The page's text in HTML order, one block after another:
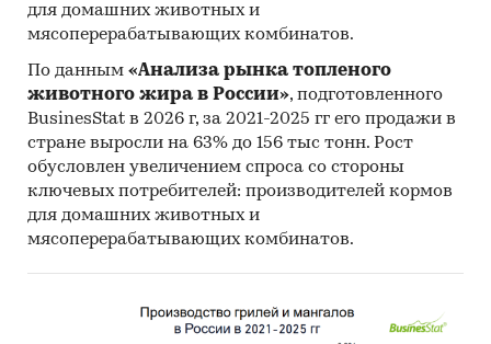
для домашних животных и
мясоперерабатывающих комбинатов.
По данным «Анализа рынка топленого
животного жира в России», подготовленного
BusinesStat в 2026 г, за 2021-2025 гг его продажи в
стране выросли на 63% до 156 тыс тонн. Рост
обусловлен увеличением спроса со стороны
ключевых потребителей: производителей кормов
для домашних животных и
мясоперерабатывающих комбинатов.